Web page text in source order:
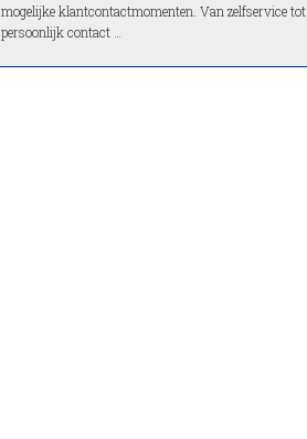
mogelijke klantcontactmomenten. Van zelfservice tot
persoonlijk contact …